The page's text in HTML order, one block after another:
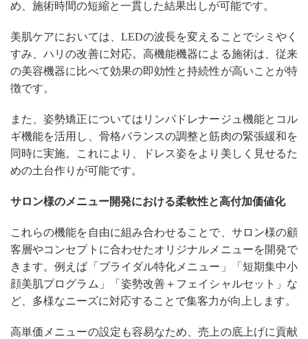
め、施術時間の短縮と一貫した結果出しが可能です。
美肌ケアにおいては、LEDの波長を変えることでシミやく
すみ、ハリの改善に対応。高機能機器による施術は、従来
の美容機器に比べて効果の即効性と持続性が高いことが特
徴です。
また、姿勢矯正についてはリンパドレナージュ機能とコル
ギ機能を活用し、骨格バランスの調整と筋肉の緊張緩和を
同時に実施。これにより、ドレス姿をより美しく見せるた
めの土台作りが可能です。
サロン様のメニュー開発における柔軟性と高付加価値化
これらの機能を自由に組み合わせることで、サロン様の顧
客層やコンセプトに合わせたオリジナルメニューを開発で
きます。例えば「ブライダル特化メニュー」「短期集中小
顔美肌プログラム」「姿勢改善＋フェイシャルセット」な
ど、多様なニーズに対応することで集客力が向上します。
高単価メニューの設定も容易なため、売上の底上げに貢献